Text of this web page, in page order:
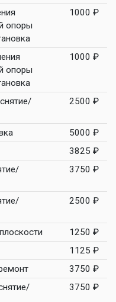
опоры
1000 ₽
опоры
1000 ₽
2500 ₽
5000 ₽
3825 ₽
3750 ₽
2500 ₽
1250 ₽
1125 ₽
3750 ₽
3750 ₽